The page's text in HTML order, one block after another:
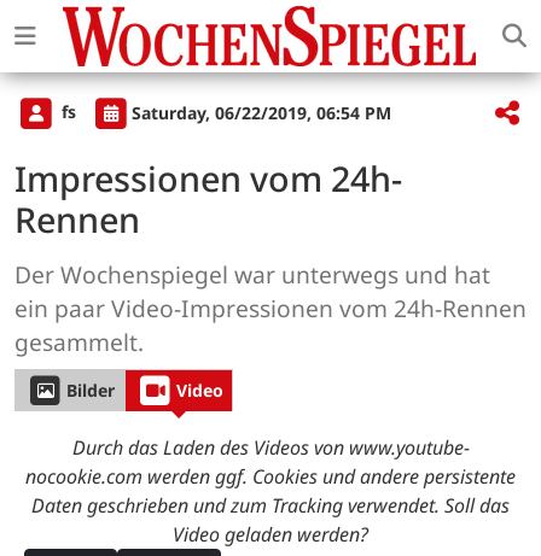
fs Saturday, 06/22/2019, 06:54 PM
Impressionen vom 24h-
Rennen
Der Wochenspiegel war unterwegs und hat
ein paar Video-Impressionen vom 24h-Rennen
gesammelt.
Bilder Video
Durch das Laden des Videos von www.youtube-
nocookie.com werden ggf. Cookies und andere persistente
Daten geschrieben und zum Tracking verwendet. Soll das
Video geladen werden?